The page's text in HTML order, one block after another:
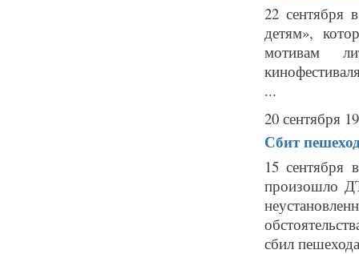
22 сентября
детям»,
мотивам
...
20 сентября
Сбит
15 сентября
произошло
сбил